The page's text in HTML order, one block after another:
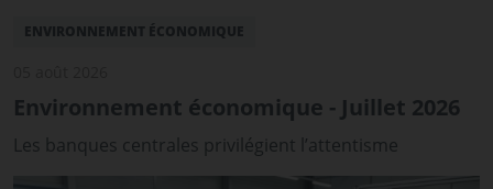
ENVIRONNEMENT ÉCONOMIQUE
Environnement économique - Juillet 2026
Les banques centrales privilégient l’attentisme